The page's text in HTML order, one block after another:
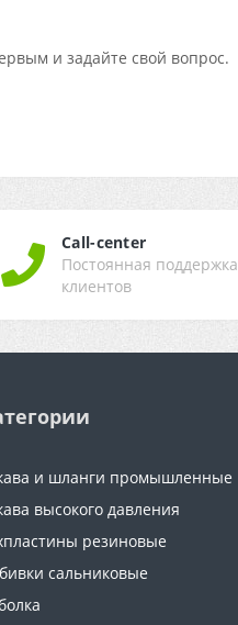
и задайте свой вопрос.
Call-center
Постоянная поддержка
клиентов
и шланги промышленные
высокого давления
резиновые
сальниковые